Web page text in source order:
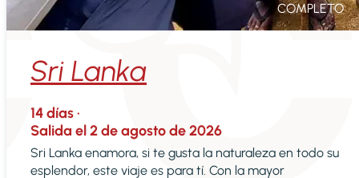
COMPLETO
Sri Lanka
14días ·
Salida el2 de agosto de 2026
Sri Lanka enamora, si te gusta la naturaleza en todo su
esplendor, este viaje es para tí. Con la mayor